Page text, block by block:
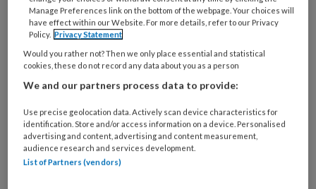
je
e-
mailadres?
* *
Kies
je
wachtwoord* *
je
functie *
Bij
welke
Manage Preferences link on the bottom of the webpage. Your choices will
have effect within our Website. For more details, refer to our Privacy
Policy. Privacy Statement
Would you rather not? Then we only place essential and statistical
cookies, these do not record any data about you as a person
We and our partners process data to provide:
Use precise geolocation data. Actively scan device characteristics for
identification. Store and/or access information on a device. Personalised
advertising and content, advertising and content measurement,
audience research and services development.
List of Partners (vendors)